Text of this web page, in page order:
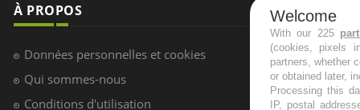
À PROPOS
Données personnelles et cookies
Qui sommes-nous
Conditions d'utilisation
Recevez
infos santé
Welcome
With our 225
(cookies, pixels
partners, whether
or obtained later,
Processing this
IP, postal